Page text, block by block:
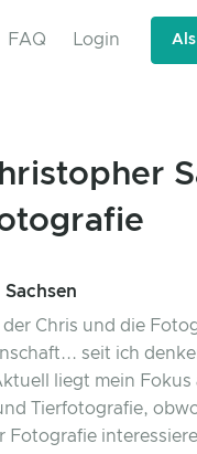
FAQ Login
Chris und die
seit ich
liegt mein
Tierfotografie,
Fotografie